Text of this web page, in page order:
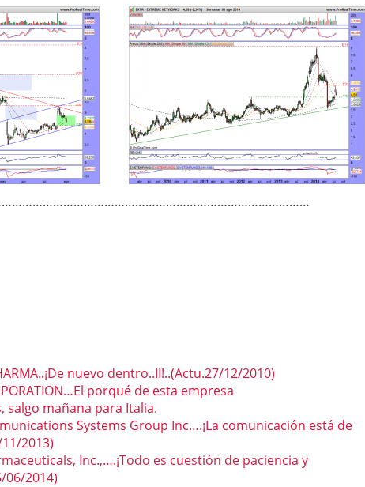
nuevo dentro..II!..(Actu.27/12/2010)
porqué de esta empresa
salgo mañana para Italia.
Systems Group Inc….¡La comunicación está de
2013)
Inc.,….¡Todo es cuestión de paciencia y
2014)